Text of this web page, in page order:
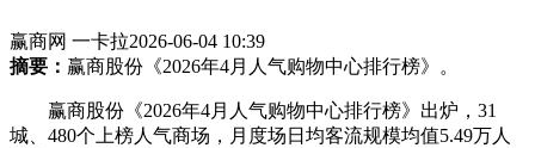
赢商网 一卡拉2026-06-04 10:39
摘要： 赢商股份《2026年4月人气购物中心排行榜》。
赢商股份《2026年4月人气购物中心排行榜》出炉，31
城、480个上榜人气商场，月度场日均客流规模均值5.49万人